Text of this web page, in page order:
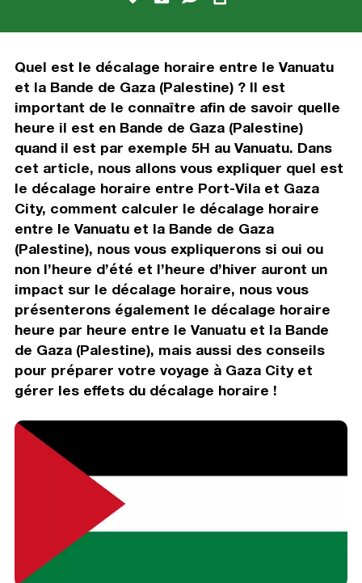
Quel est le décalage horaire entre le Vanuatu
et la Bande de Gaza (Palestine) ? Il est
important de le connaître afin de savoir quelle
heure il est en Bande de Gaza (Palestine)
quand il est par exemple 5H au Vanuatu. Dans
cet article, nous allons vous expliquer quel est
le décalage horaire entre Port-Vila et Gaza
City, comment calculer le décalage horaire
entre le Vanuatu et la Bande de Gaza
(Palestine), nous vous expliquerons si oui ou
non l’heure d’été et l’heure d’hiver auront un
impact sur le décalage horaire, nous vous
présenterons également le décalage horaire
heure par heure entre le Vanuatu et la Bande
de Gaza (Palestine), mais aussi des conseils
pour préparer votre voyage à Gaza City et
gérer les effets du décalage horaire !